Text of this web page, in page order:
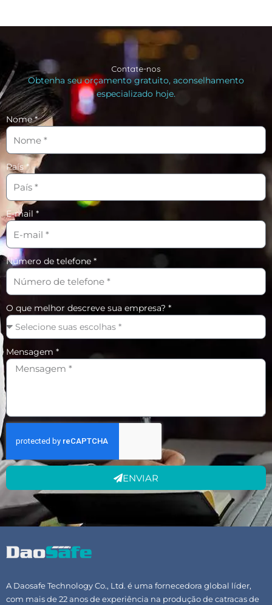
Contate-nos
Obtenha seu orçamento gratuito, aconselhamento
especializado hoje.
Nome *
País *
E-mail *
Número de telefone *
O que melhor descreve sua empresa? *
Mensagem *
ENVIAR
A Daosafe Technology Co., Ltd. é uma fornecedora global líder,
com mais de 22 anos de experiência na produção de catracas de